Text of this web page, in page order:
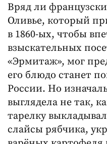
Вряд ли
Оливье, который
в 1860-ых, чтобы
взыскательных
«Эрмитаж», мог
его блюдо станет
России. Но
выглядела не так,
тарелку
слайсы рябчика,